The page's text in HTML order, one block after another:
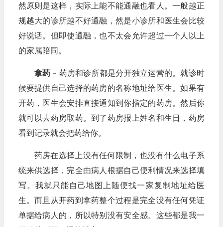
然原则是这样，实际上能不能通融也看人。一般越正
规越大的诊所越不好通融，然是小诊所和医生会比较
好说话。但即使通融，也不太会允许超过一个人以上
的家属陪同。
拿药 - 药房和诊所都是分开独立运营的。就诊时
候要提供自己选择的药房的名称地址给医生。如果有
开药，医生会安排直接通知到你指定的药房。然后你
就可以去药房取药。到了药房报上姓名和生日，药房
看到记录就会把药给你。
药房在选择上没有任何限制，也没有什么电子系
统来供选择，完全由病人根据自己便利情况来选择填
写。我就只能自己地图上随便找一家复制地址给医
生。而且从开药到拿药整个过程是完全没有任何凭证
单据给病人的，所以特别没有安全感。这些都是我一